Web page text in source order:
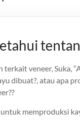
veneer, Suka,
dibuat?, atau apa